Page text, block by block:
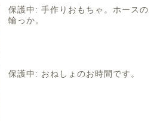
保護中: 手作りおもちゃ。ホースの
輪っか。
保護中: おねしょのお時間です。